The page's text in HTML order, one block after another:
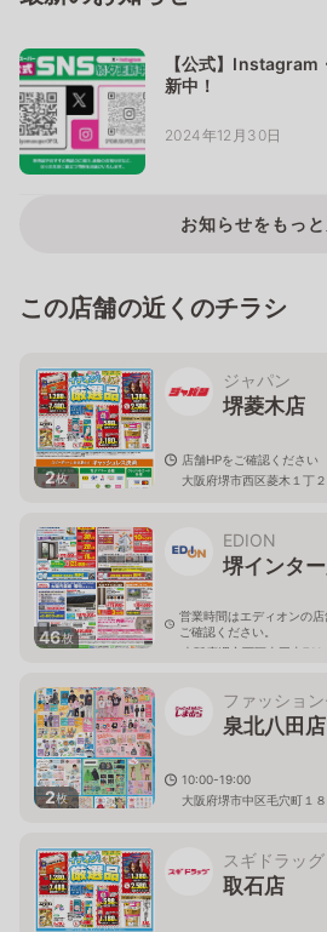
【公式】
新中！
2024年12月30日
お知らせをもっ
この店舗の近くのチラシ
2枚
ジャパン
堺菱木店
店舗HPをご確認ください
大阪府堺市西区菱木１丁
46枚
EDION
堺インタ
営業時間はエディオンの
ご確認ください。
大阪府堺市西区太平寺
2枚
ファッショ
泉北八田店
10:00-19:00
大阪府堺市中区毛穴町１
スギドラッグ
取石店